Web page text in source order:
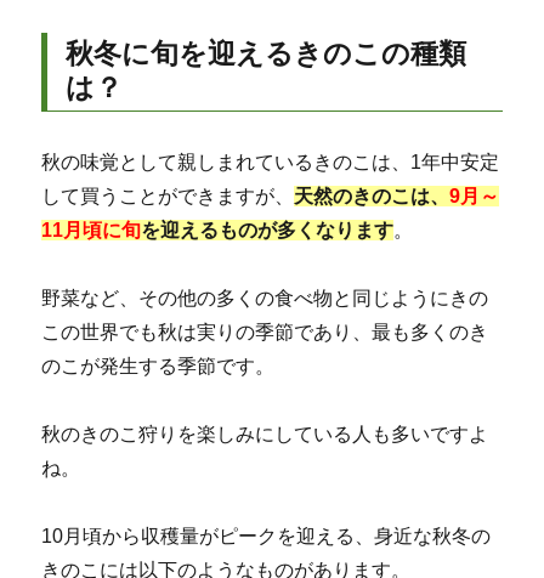
秋冬に旬を迎えるきのこの種類
は？
秋の味覚として親しまれているきのこは、1年中安定
して買うことができますが、 天然のきのこは、9月～
11月頃に旬を迎えるものが多くなります。
野菜など、その他の多くの食べ物と同じようにきの
この世界でも秋は実りの季節であり、最も多くのき
のこが発生する季節です。
秋のきのこ狩りを楽しみにしている人も多いですよ
ね。
10月頃から収穫量がピークを迎える、身近な秋冬の
きのこには以下のようなものがあります。